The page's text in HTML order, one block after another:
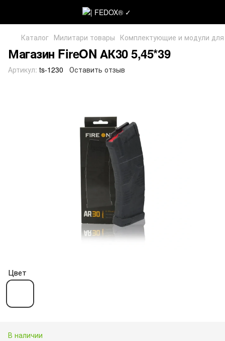
Каталог Милитари товары Комплектующие и модули
Магазин FireON АК30 5,45*39
Артикул: ts-1230 Оставить отзыв
Цвет
В наличии